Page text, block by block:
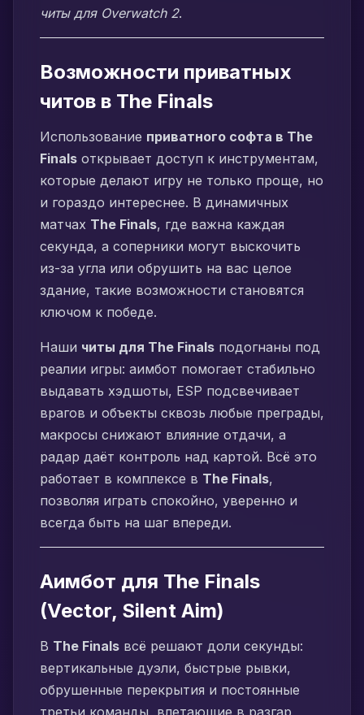
читы для Overwatch 2.
Возможности приватных
читов в The Finals
Использование приватного софта в The
Finals открывает доступ к инструментам,
которые делают игру не только проще, но
и гораздо интереснее. В динамичных
матчах The Finals, где важна каждая
секунда, а соперники могут выскочить
из-за угла или обрушить на вас целое
здание, такие возможности становятся
ключом к победе.
Наши читы для The Finals подогнаны под
реалии игры: аимбот помогает стабильно
выдавать хэдшоты, ESP подсвечивает
врагов и объекты сквозь любые преграды,
макросы снижают влияние отдачи, а
радар даёт контроль над картой. Всё это
работает в комплексе в The Finals,
позволяя играть спокойно, уверенно и
всегда быть на шаг впереди.
Аимбот для The Finals
(Vector, Silent Aim)
В The Finals всё решают доли секунды:
вертикальные дуэли, быстрые рывки,
обрушенные перекрытия и постоянные
третьи команды, влетающие в разгар